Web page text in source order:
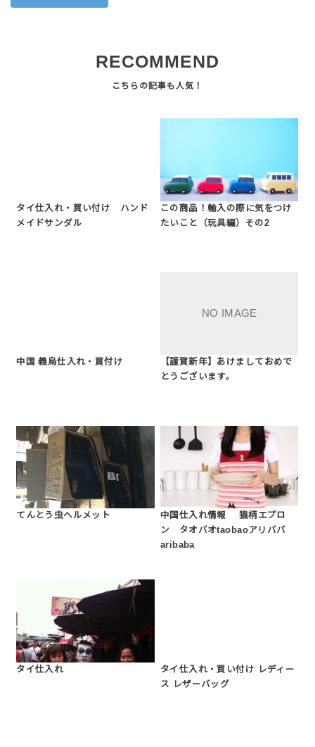
RECOMMEND
タイ仕入れ・買い付け ハンド
メイドサンダル
この商品！輸入の際に気をつけ
たいこと（玩具編）その2
中国 義烏仕入れ・買付け
【謹賀新年】あけましておめで
とうございます。
てんとう虫ヘルメット
中国仕入れ情報 猫柄エプロ
ン タオバオtaobaoアリババ
aribaba
タイ仕入れ
タイ仕入れ・買い付け レディー
ス レザーバッグ